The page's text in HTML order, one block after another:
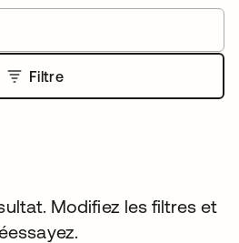
Filtre
Modifiez les filtres et